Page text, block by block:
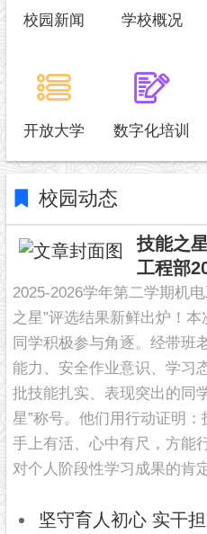
校园新闻 学校概况
开放大学 数字化培训
校园动态
技能之
工程部
技能之
2025-2026学年第二学期机
之星”评选结果新鲜出炉！
同学积极参与角逐。经带班
能力、安全作业意识、学习
批技能扎实、表现突出的同
星”称号。他们用行动证明
手上有活、心中有尺，方能
对个人阶段性学习成果的肯
坚守育人初心 实干担当笃行——我校召